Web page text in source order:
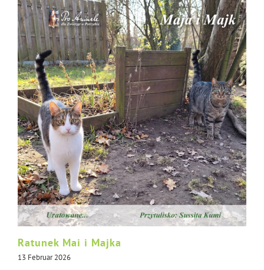
Ratunek Mai i Majka
13 Februar 2026